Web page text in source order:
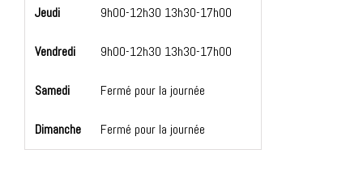
Jeudi 9h00-12h30 13h30-17h00
Vendredi 9h00-12h30 13h30-17h00
Samedi Fermé pour la journée
Dimanche Fermé pour la journée
Campus IRD, 32 Avenue Henri Varagnat, 93140 BONDY